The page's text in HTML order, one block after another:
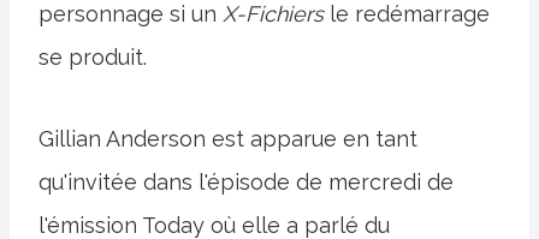
personnage si un X-Fichiersle redémarrage
se produit.
Gillian Anderson est apparue en tant
qu'invitée dans l'épisode de mercredi de
l'émission Today où elle a parlé du